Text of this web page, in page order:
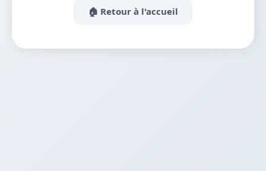
🏠 Retour à l'accueil